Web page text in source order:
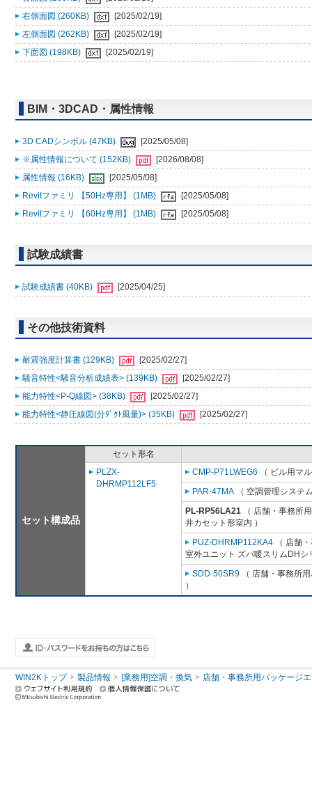
右側面図 (260KB)
[2025/02/19]
左側面図 (262KB)
[2025/02/19]
下面図 (198KB)
[2025/02/19]
BIM・3DCAD・属性情報
3D CADシンボル (47KB)
[2025/05/08]
※属性情報について (152KB)
[2026/08/08]
属性情報 (16KB)
[2025/05/08]
Revitファミリ 【50Hz専用】 (1MB)
[2025/05/08]
Revitファミリ 【60Hz専用】 (1MB)
[2025/05/08]
試験成績書
試験成績書 (40KB) [2025/04/25]
その他技術資料
耐震強度計算書 (129KB)
[2025/02/27]
騒音特性<騒音分析成績表> (139KB)
[2025/02/27]
能力特性<P-Q線図> (38KB)
[2025/02/27]
能力特性<静圧線図(分ﾀﾞｸﾄ風量)> (35KB)
[2025/02/27]
セット構成品
セット形名
PLZX-
DHRMP112LF5
CMP-P71LWEG6 （ ビル用マ
PAR-47MA （ 空調管理システ
PL-RP56LA21 （ 店舗・事務所
井カセット形室内 ）
PUZ-DHRMP112KA4 （ 店舗
室外ユニット ズバ暖スリムDHシ
SDD-50SR9 （ 店舗・事務所
）
WIN2Kトップ 製品情報 [業務用]空調・換気 店舗・事務所用パッケージ